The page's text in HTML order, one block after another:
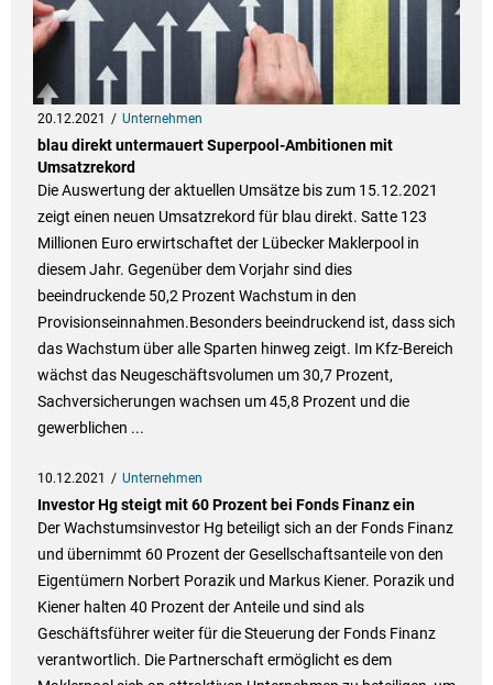
20.12.2021 Unternehmen
blau direkt untermauert Superpool-Ambitionen mit
Umsatzrekord
Die Auswertung der aktuellen Umsätze bis zum 15.12.2021
zeigt einen neuen Umsatzrekord für blau direkt. Satte 123
Millionen Euro erwirtschaftet der Lübecker Maklerpool in
diesem Jahr. Gegenüber dem Vorjahr sind dies
beeindruckende 50,2 Prozent Wachstum in den
Provisionseinnahmen.Besonders beeindruckend ist, dass sich
das Wachstum über alle Sparten hinweg zeigt. Im Kfz-Bereich
wächst das Neugeschäftsvolumen um 30,7 Prozent,
Sachversicherungen wachsen um 45,8 Prozent und die
gewerblichen ...
10.12.2021 Unternehmen
Investor Hg steigt mit 60 Prozent bei Fonds Finanz ein
Der Wachstumsinvestor Hg beteiligt sich an der Fonds Finanz
und übernimmt 60 Prozent der Gesellschaftsanteile von den
Eigentümern Norbert Porazik und Markus Kiener. Porazik und
Kiener halten 40 Prozent der Anteile und sind als
Geschäftsführer weiter für die Steuerung der Fonds Finanz
verantwortlich. Die Partnerschaft ermöglicht es dem